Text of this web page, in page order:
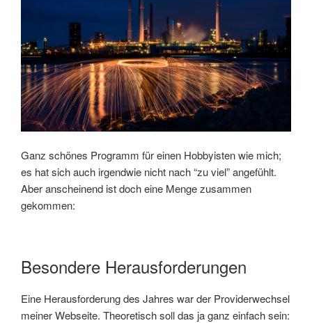
Ganz schönes Programm für einen Hobbyisten wie mich;
es hat sich auch irgendwie nicht nach “zu viel” angefühlt.
Aber anscheinend ist doch eine Menge zusammen
gekommen:
Besondere Herausforderungen
Eine Herausforderung des Jahres war der Providerwechsel
meiner Webseite. Theoretisch soll das ja ganz einfach sein: